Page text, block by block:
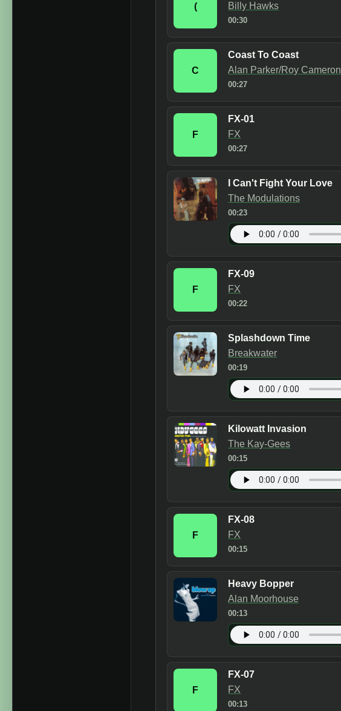
(
Billy Hawks
00:30
C
Coast To Coast
Alan Parker/Roy Cameron
00:27
F
FX-01
FX
00:27
I Can't Fight Your Love
The Modulations
00:23
F
FX-09
FX
00:22
Splashdown Time
Breakwater
00:19
Kilowatt Invasion
The Kay-Gees
00:15
F
FX-08
FX
00:15
Heavy Bopper
Alan Moorhouse
00:13
F
FX-07
FX
00:13